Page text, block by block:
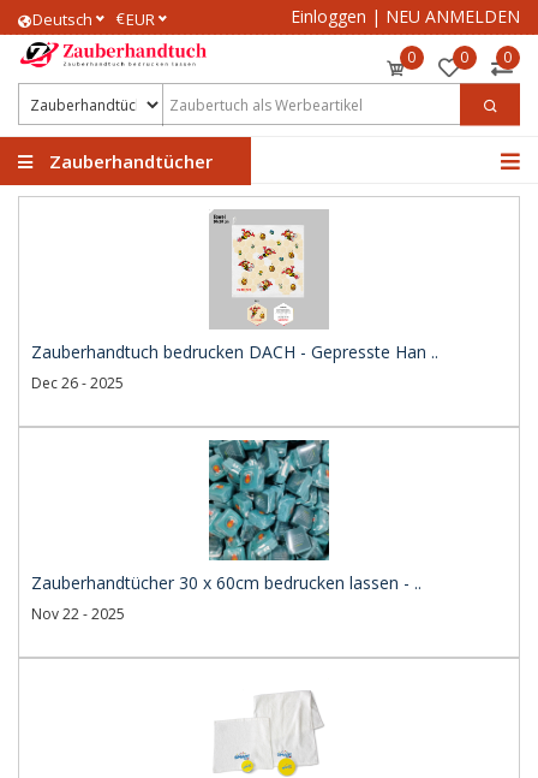
Deutsch €EUR Einloggen | NEU ANMELDEN
0 0 0
Zauberhandtücher
Zauberhandtuch bedrucken DACH - Gepresste Han ..
Dec 26 - 2025
Zauberhandtücher 30 x 60cm bedrucken lassen - ..
Nov 22 - 2025